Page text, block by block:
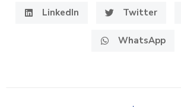
LinkedIn Twitter
WhatsApp